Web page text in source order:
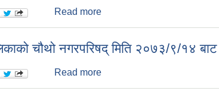
Read more
चौथो नगरपरिषद् मिति २०७३/९/१४
Read more